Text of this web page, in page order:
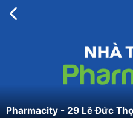
Pharmacity - 29 Lê Đức Thọ